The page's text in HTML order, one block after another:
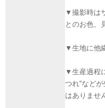
▼撮影時は
とのお色、
▼生地に他
▼生産過程
つれ”など
はありませ